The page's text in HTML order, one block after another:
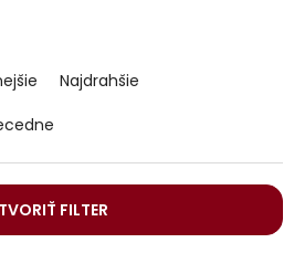
Najdrahšie
FILTER